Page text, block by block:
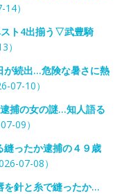
）
ト4出揃う▽武豊騎
）
続出…危険な暑さに熱
07-10）
捕の女の謎…知人語る
09）
ったか逮捕の４９歳
07-08）
針と糸で縫ったか…